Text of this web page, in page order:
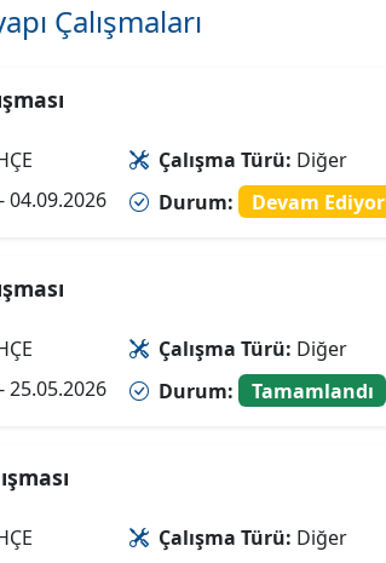
Çalışmaları
Çalışma Türü: Diğer
04.09.2026 Durum: Devam Ediyor
Çalışma Türü: Diğer
25.05.2026 Durum: Tamamlandı
Çalışma Türü: Diğer